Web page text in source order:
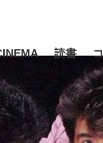
インタビ
読書